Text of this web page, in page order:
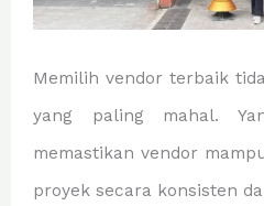
Memilih vendor terbaik
yang paling mahal.
memastikan vendor
proyek secara konsisten